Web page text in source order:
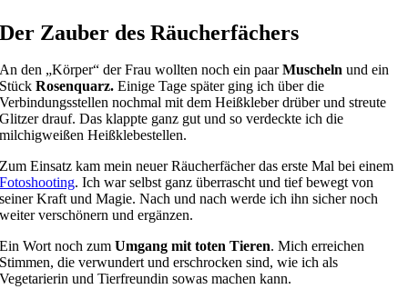
Der Zauber des Räucherfächers
An den „Körper“ der Frau wollten noch ein paarMuscheln und ein
StückRosenquarz. Einige Tage später ging ich über die
Verbindungsstellen nochmal mit dem Heißkleber drüber und streute
Glitzer drauf. Das klappte ganz gut und so verdeckte ich die
milchigweißen Heißklebestellen.
Zum Einsatz kam mein neuer Räucherfächer das erste Mal bei einem
Fotoshooting. Ich war selbst ganz überrascht und tief bewegt von
seiner Kraft und Magie.Nach und nach werde ich ihn sicher noch
weiter verschönern und ergänzen.
Ein Wort noch zumUmgang mit toten Tieren. Mich erreichen
Stimmen, die verwundert und erschrocken sind, wie ich als
Vegetarierin und Tierfreundin sowas machen kann.